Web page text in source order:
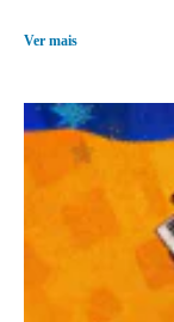
Ver mais